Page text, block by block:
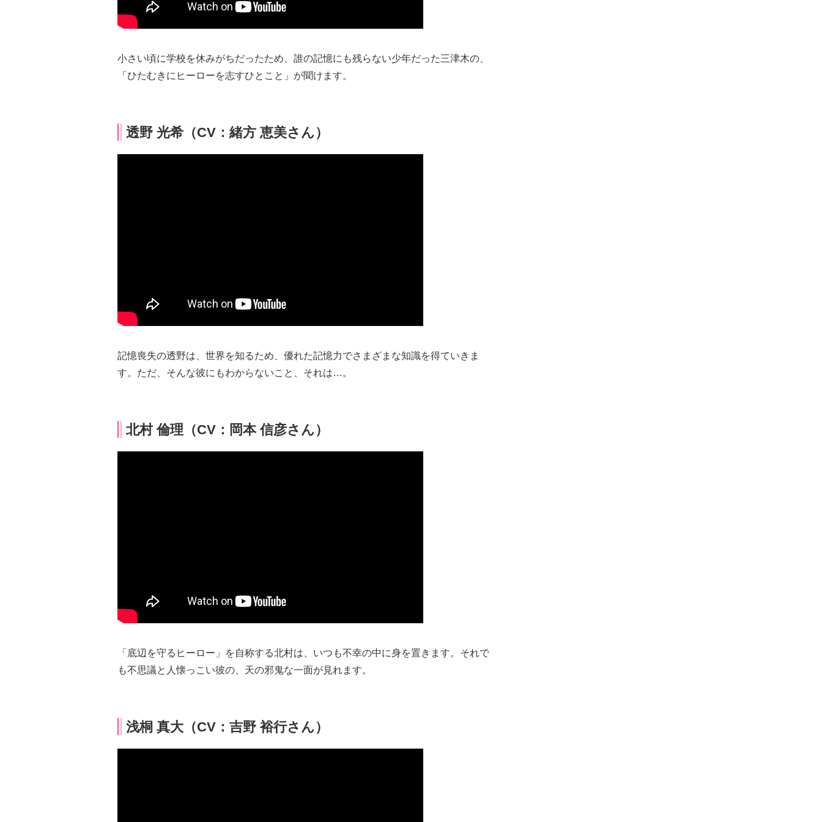
小さい頃に学校を休みがちだったため、誰の記憶にも残らない少年だった三津木の、
「ひたむきにヒーローを志すひとこと」が聞けます。
透野 光希（CV：緒方 恵美さん）
記憶喪失の透野は、世界を知るため、優れた記憶力でさまざまな知識を得ていきま
す。ただ、そんな彼にもわからないこと、それは…。
北村 倫理（CV：岡本 信彦さん）
「底辺を守るヒーロー」を自称する北村は、いつも不幸の中に身を置きます。それで
も不思議と人懐っこい彼の、天の邪鬼な一面が見れます。
浅桐 真大（CV：吉野 裕行さん）